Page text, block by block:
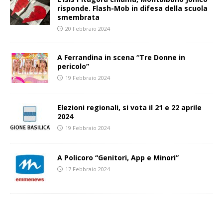
risponde. Flash-Mob in difesa della scuola
smembrata
20 Febbraio 2024
A Ferrandina in scena “Tre Donne in
pericolo”
19 Febbraio 2024
Elezioni regionali, si vota il 21 e 22 aprile
2024
19 Febbraio 2024
A Policoro “Genitori, App e Minori”
17 Febbraio 2024